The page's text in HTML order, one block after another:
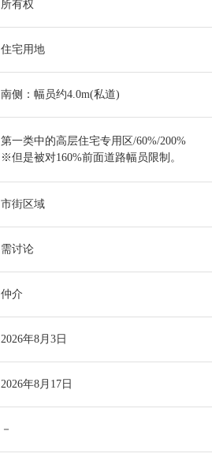
所有权
住宅用地
南侧：幅员约4.0m(私道)
第一类中的高层住宅专用区/60%/200%
※但是被对160%前面道路幅员限制。
市街区域
需讨论
仲介
2026年8月3日
2026年8月17日
－